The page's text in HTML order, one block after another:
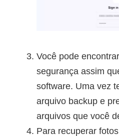
Você pode
segurança assim
software. Uma vez
arquivo backup e
arquivos que você
Para recuperar